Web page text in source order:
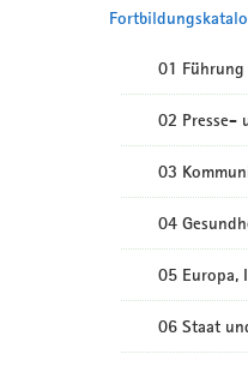
01 Führung
02 Presse-
03
04
05 Europa,
06 Staat